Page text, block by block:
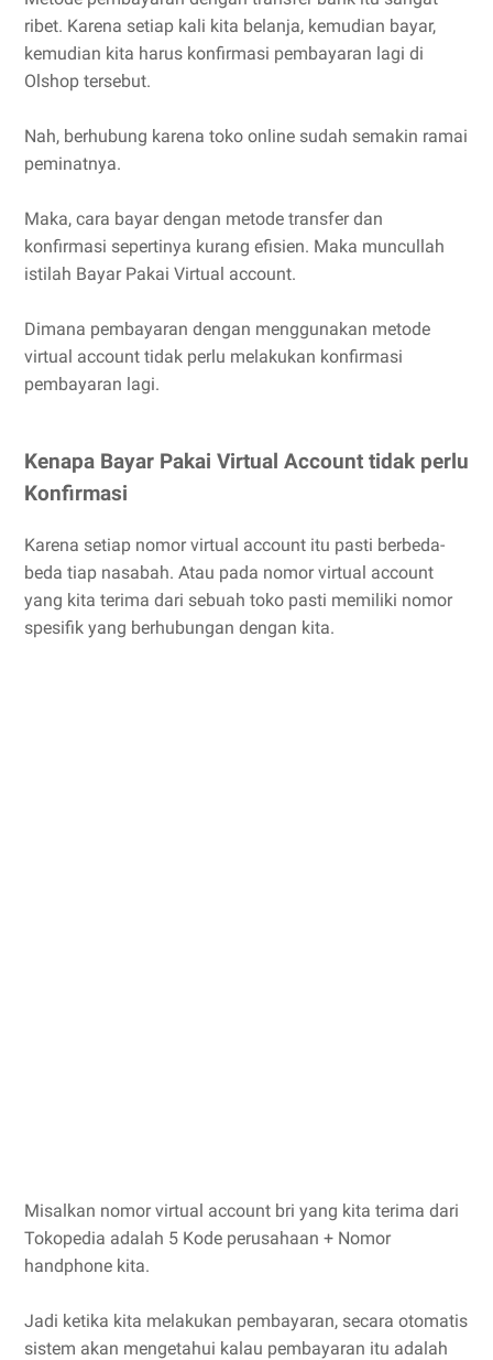
ribet. Karena setiap kali kita belanja, kemudian bayar,
kemudian kita harus konfirmasi pembayaran lagi di
Olshop tersebut.
Nah, berhubung karena toko online sudah semakin ramai
peminatnya.
Maka, cara bayar dengan metode transfer dan
konfirmasi sepertinya kurang efisien. Maka muncullah
istilah Bayar Pakai Virtual account.
Dimana pembayaran dengan menggunakan metode
virtual account tidak perlu melakukan konfirmasi
pembayaran lagi.
Kenapa Bayar Pakai Virtual Account tidak perlu
Konfirmasi
Karena setiap nomor virtual account itu pasti berbeda-
beda tiap nasabah. Atau pada nomor virtual account
yang kita terima dari sebuah toko pasti memiliki nomor
spesifik yang berhubungan dengan kita.
Misalkan nomor virtual account bri yang kita terima dari
Tokopedia adalah 5 Kode perusahaan + Nomor
handphone kita.
Jadi ketika kita melakukan pembayaran, secara otomatis
sistem akan mengetahui kalau pembayaran itu adalah